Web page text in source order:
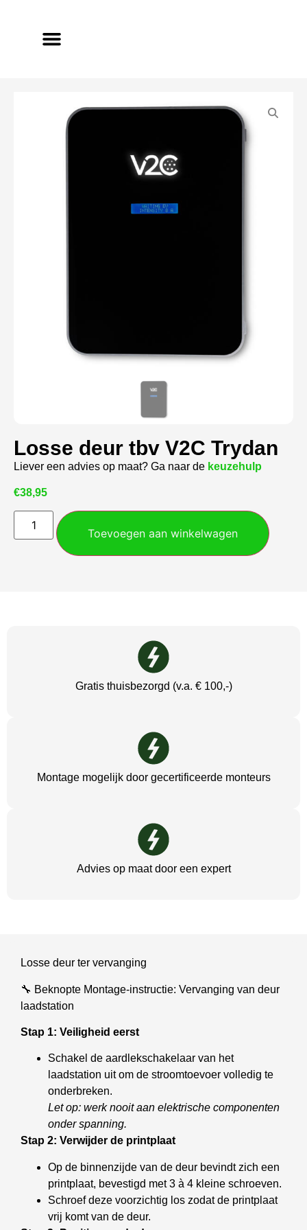
Losse deur tbv V2C Trydan
Liever een advies op maat? Ga naar de keuzehulp
€38,95
Toevoegen aan winkelwagen
Gratis thuisbezorgd (v.a. € 100,-)
Montage mogelijk door gecertificeerde monteurs
Advies op maat door een expert
Losse deur ter vervanging
🔧 Beknopte Montage-instructie: Vervanging van deur
laadstation
Stap 1: Veiligheid eerst
Schakel de aardlekschakelaar van het
laadstation uit om de stroomtoevoer volledig te
onderbreken.
Let op: werk nooit aan elektrische componenten
onder spanning.
Stap 2: Verwijder de printplaat
Op de binnenzijde van de deur bevindt zich een
printplaat, bevestigd met 3 à 4 kleine schroeven.
Schroef deze voorzichtig los zodat de printplaat
vrij komt van de deur.